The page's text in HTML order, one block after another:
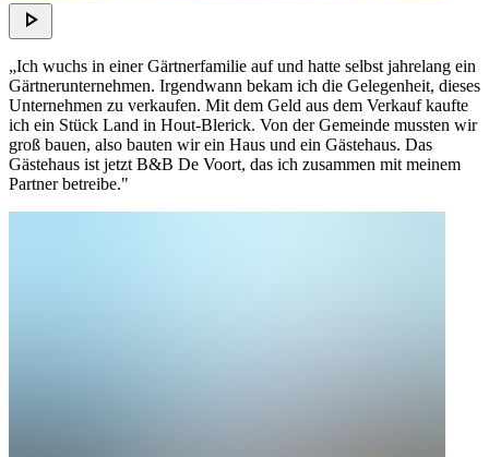
„Ich wuchs in einer Gärtnerfamilie auf und hatte selbst jahrelang ein
Gärtnerunternehmen. Irgendwann bekam ich die Gelegenheit, dieses
Unternehmen zu verkaufen. Mit dem Geld aus dem Verkauf kaufte
ich ein Stück Land in Hout-Blerick. Von der Gemeinde mussten wir
groß bauen, also bauten wir ein Haus und ein Gästehaus. Das
Gästehaus ist jetzt B&B De Voort, das ich zusammen mit meinem
Partner betreibe."